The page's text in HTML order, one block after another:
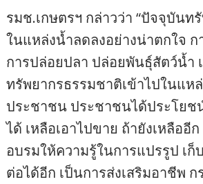
รมช.เกษตรฯ กล่าวว่า “ปัจจุบันท
ในแหล่งน้ำลดลงอย่างน่าตกใจ
การปล่อยปลา ปล่อยพันธุ์สัตว์น้ำ
ทรัพยากรธรรมชาติเข้าไปในแห
ประชาชน ประชาชนได้ประโยช
ได้ เหลือเอาไปขาย ถ้ายังเหลืออี
อบรมให้ความรู้ในการแปรรูป เก็
ต่อได้อีก เป็นการส่งเสริมอาชีพ ก